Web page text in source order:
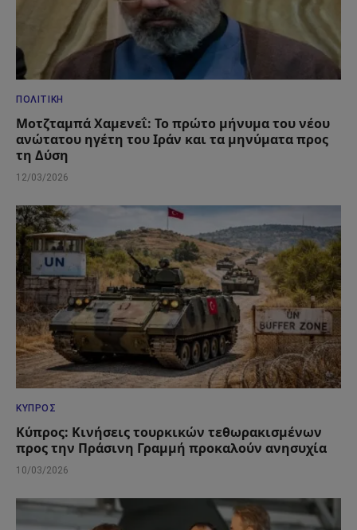
ΠΟΛΙΤΙΚΉ
Μοτζταμπά Χαμενεΐ: Το πρώτο μήνυμα του νέου
ανώτατου ηγέτη του Ιράν και τα μηνύματα προς
τη Δύση
12/03/2026
ΚΎΠΡΟΣ
Κύπρος: Κινήσεις τουρκικών τεθωρακισμένων
προς την Πράσινη Γραμμή προκαλούν ανησυχία
10/03/2026